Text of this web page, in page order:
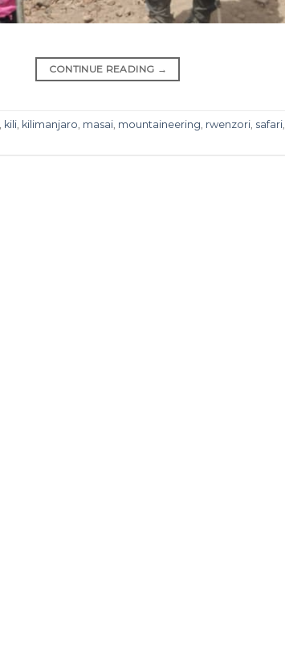
CONTINUE READING →
kili kilimanjaro masai mountaineering rwenzori safari